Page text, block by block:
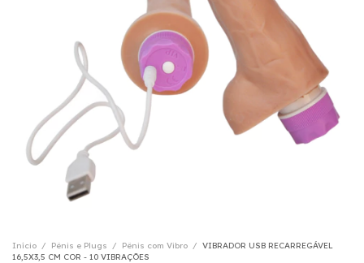
Início / Pênis e Plugs / Pênis com Vibro / VIBRADOR USB RECARREGÁVEL
16,5X3,5 CM COR - 10 VIBRAÇÕES